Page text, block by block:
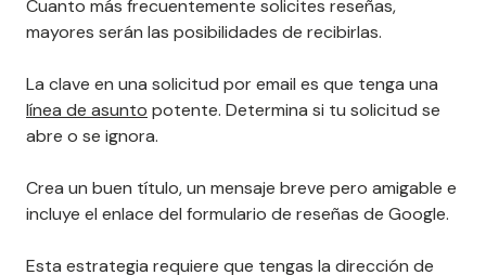
Cuanto más frecuentemente solicites reseñas,
mayores serán las posibilidades de recibirlas.
La clave en una solicitud por email es que tenga una
línea de asunto potente. Determina si tu solicitud se
abre o se ignora.
Crea un buen título, un mensaje breve pero amigable e
incluye el enlace del formulario de reseñas de Google.
Esta estrategia requiere que tengas la dirección de